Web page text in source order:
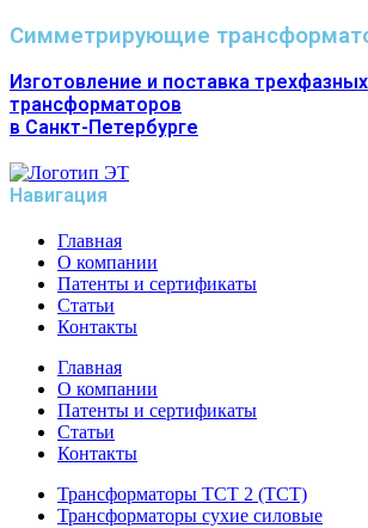
Симметрирующие
Изготовление и поставка трехфазных
трансформаторов
в Санкт-Петербурге
Навигация
Главная
О компании
Патенты и сертификаты
Статьи
Контакты
Главная
О компании
Патенты и сертификаты
Статьи
Контакты
Трансформаторы ТСТ 2 (ТСТ)
Трансформаторы сухие силовые